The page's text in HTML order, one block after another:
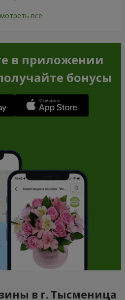
все
в приложении
бонусы
в г. Тысменица